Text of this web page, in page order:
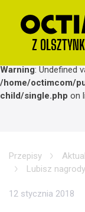
content
Warning: Undefined
/home/octimcom/
child/single.php on
Przepisy
Lubisz
12 stycznia 2018